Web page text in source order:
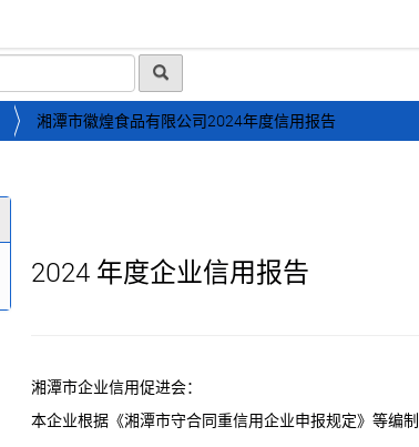
湘潭市徽煌食品有限公司2024年度信用报告
2024 年度企业信用报告
湘潭市企业信用促进会：
本企业根据《湘潭市守合同重信用企业申报规定》等编制